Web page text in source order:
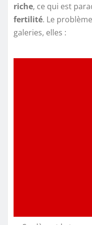
riche, ce qui est
fertilité. Le
galeries, elles :